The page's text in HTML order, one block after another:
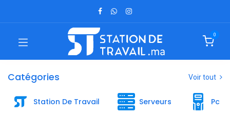
0
Catégories Voir tout
Station De Travail Serveurs Pc